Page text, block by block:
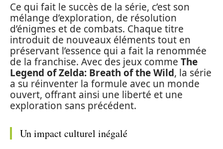
Ce qui fait le succès de la série, c’est son
mélange d’exploration, de résolution
d’énigmes et de combats. Chaque titre
introduit de nouveaux éléments tout en
préservant l’essence qui a fait la renommée
de la franchise. Avec des jeux comme The
Legend of Zelda: Breath of the Wild, la série
a su réinventer la formule avec un monde
ouvert, offrant ainsi une liberté et une
exploration sans précédent.
Un impact culturel inégalé